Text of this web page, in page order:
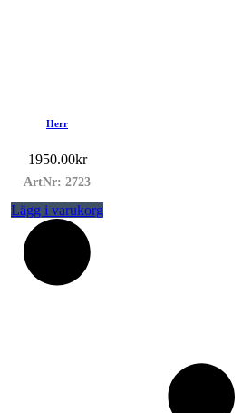
Herr
1950.00kr
ArtNr: 2723
Lägg i varukorg